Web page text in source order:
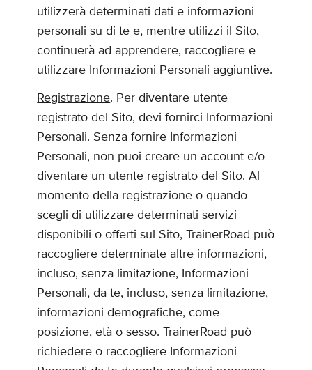
utilizzerà determinati dati e informazioni
personali su di te e, mentre utilizzi il Sito,
continuerà ad apprendere, raccogliere e
utilizzare Informazioni Personali aggiuntive.
Registrazione. Per diventare utente
registrato del Sito, devi fornirci Informazioni
Personali. Senza fornire Informazioni
Personali, non puoi creare un account e/o
diventare un utente registrato del Sito. Al
momento della registrazione o quando
scegli di utilizzare determinati servizi
disponibili o offerti sul Sito, TrainerRoad può
raccogliere determinate altre informazioni,
incluso, senza limitazione, Informazioni
Personali, da te, incluso, senza limitazione,
informazioni demografiche, come
posizione, età o sesso. TrainerRoad può
richiedere o raccogliere Informazioni